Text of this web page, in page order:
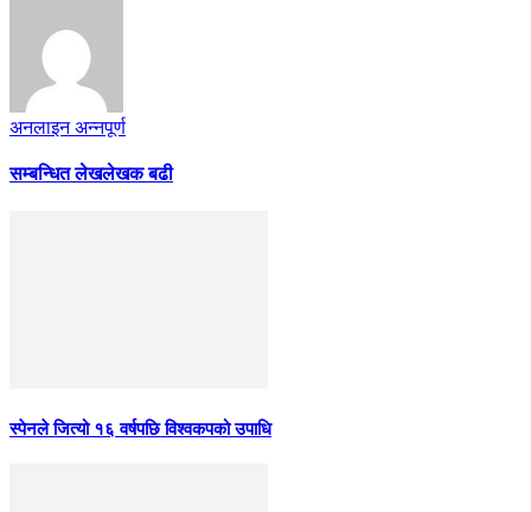
अनलाइन अन्नपूर्ण
सम्बन्धित लेखलेखक बढी
स्पेनले जित्यो १६ वर्षपछि विश्वकपको उपाधि